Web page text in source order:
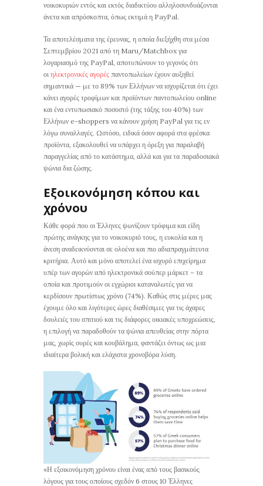
νοικοκυριών εντός και εκτός διαδικτύου αλληλοσυνδυάζονται
άνετα και απρόσκοπτα, όπως εκτιμά η PayPal.
Τα αποτελέσματα της έρευνας, η οποία διεξήχθη στα μέσα
Σεπτεμβρίου 2021 από τη Maru/Matchbox για
λογαριασμό της PayPal, αποτυπώνουν το γεγονός ότι
οι ηλεκτρονικές αγορές παντοπωλείων έχουν αυξηθεί
σημαντικά — με το 89% των Ελλήνων να ισχυρίζεται ότι έχει
κάνει αγορές τροφίμων και προϊόντων παντοπωλείου online
και ένα εντυπωσιακό ποσοστό (της τάξης του 40%) των
Ελλήνων e-shoppers να κάνουν χρήση PayPal για τις εν
λόγω συναλλαγές. Ωστόσο, ειδικά όσον αφορά στα φρέσκα
προϊόντα, εξακολουθεί να υπάρχει η όρεξη για παραλαβή
παραγγελίας από το κατάστημα, αλλά και για τα παραδοσιακά
ψώνια δια ζώσης.
Εξοικονόμηση κόπου και
χρόνου
Κάθε φορά που οι Έλληνες ψωνίζουν τρόφιμα και είδη
πρώτης ανάγκης για το νοικοκυριό τους, η ευκολία και η
άνεση αναδεικνύονται σε ολοένα και πιο αδιαπραγμάτευτα
κριτήρια. Αυτό και μόνο αποτελεί ένα ισχυρό επιχείρημα
υπέρ των αγορών από ηλεκτρονικά σούπερ μάρκετ – τα
οποία και προτιμούν οι εγχώριοι καταναλωτές για να
κερδίσουν πρωτίστως χρόνο (74%). Καθώς στις μέρες μας
έχουμε όλο και λιγότερες ώρες διαθέσιμες για τις άχαρες
δουλειές του σπιτιού και τις διάφορες οικιακές υποχρεώσεις,
η επιλογή να παραδοθούν τα ψώνια απευθείας στην πόρτα
μας, χωρίς ουρές και κουβάλημα, φαντάζει όντως ως μια
ιδιαίτερα βολική και ελάχιστα χρονοβόρα λύση.
«Η εξοικονόμηση χρόνου είναι ένας από τους βασικούς
λόγους για τους οποίους σχεδόν 6 στους 10 Έλληνες